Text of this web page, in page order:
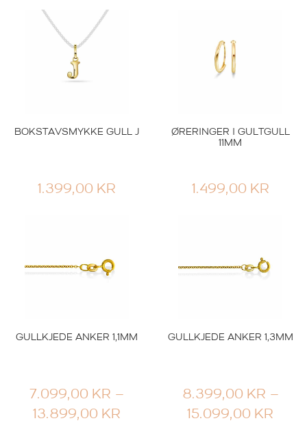
BOKSTAVSMYKKE GULL J
1.399,00 KR
ØRERINGER I GULTGULL
11MM
1.499,00 KR
GULLKJEDE ANKER 1,1MM
7.099,00 KR –
13.899,00 KR PRISOMRÅDE:
GULLKJEDE ANKER 1,3MM
8.399,00 KR –
15.099,00 KR